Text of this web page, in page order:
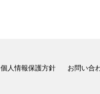
個人情報保護方針 お問い合